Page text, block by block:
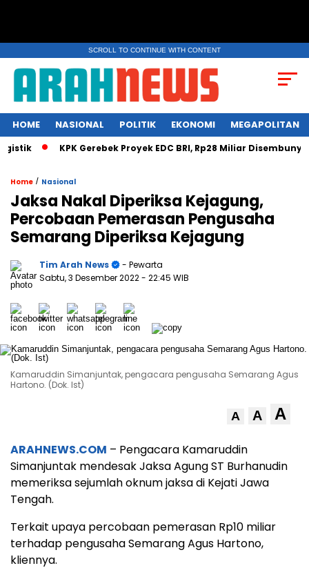
SCROLL TO CONTINUE WITH CONTENT
HOME NASIONAL POLITIK EKONOMI MEGAPOLITAN
KPK Gerebek Proyek EDC BRI, Rp28 Miliar Disembunyi di
Home / Nasional
Jaksa Nakal Diperiksa Kejagung,
Percobaan Pemerasan Pengusaha
Semarang Diperiksa Kejagung
Tim Arah News
- Pewarta
Sabtu, 3 Desember 2022- 22:45 WIB
Kamaruddin Simanjuntak, pengacara pengusaha Semarang Agus
Hartono. (Dok. Ist)
A A A
ARAHNEWS.COM – Pengacara Kamaruddin
Simanjuntak mendesak Jaksa Agung ST Burhanudin
memeriksa sejumlah oknum jaksa di Kejati Jawa
Tengah.
Terkait upaya percobaan pemerasan Rp10 miliar
terhadap pengusaha Semarang Agus Hartono,
kliennya.